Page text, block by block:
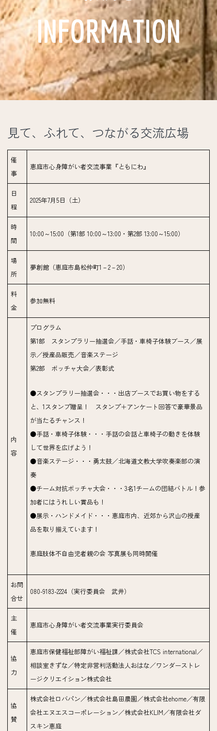
INFORMATION
見て、ふれて、つながる交流広場
催
事
恵庭市心身障がい者交流事業『ともにわ』
日
程
2025年7月5日（土）
時
間
10:00～15:00（第1部 10:00～13:00・第2部 13:00～15:00）
場
所
夢創館（恵庭市島松仲町1－2－20）
料
金
参加無料
内
容
プログラム
第1部 スタンプラリー抽選会／手話・車椅子体験ブース／展
示／授産品販売／音楽ステージ
第2部 ボッチャ大会／表彰式
●スタンプラリー抽選会・・・出店ブースでお買い物をする
と、1スタンプ贈呈！ スタンプ＋アンケート回答で豪華景品
が当たるチャンス！
●手話・車椅子体験・・・手話の会話と車椅子の動きを体験
して世界を広げよう！
●音楽ステージ・・・勇太鼓／北海道文教大学吹奏楽部の演
奏
●チーム対抗ボッチャ大会・・・3名1チームの団結バトル！参
加者にはうれしい賞品も！
●展示・ハンドメイド・・・恵庭市内、近郊から沢山の授産
品を取り揃えています！
恵庭肢体不自由児者親の会 写真展も同時開催
お問
合せ
080-9183-2224（実行委員会 武井）
主
催
恵庭市心身障がい者交流事業実行委員会
協
力
恵庭市保健福祉部障がい福祉課／株式会社TCS international／
相談室きずな／特定非営利活動法人おはな／ワンダーストレ
ージクリエイション株式会社
協
賛
株式会社ロバパン／株式会社島田農園／株式会社ehome／有限
会社エヌエスコーポレーション／株式会社KLIM／有限会社ダ
スキン恵庭